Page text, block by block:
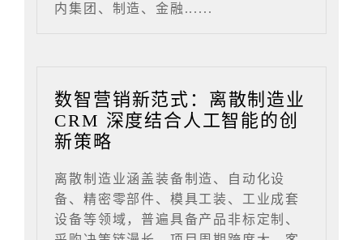
内集团、制造、金融......
数智营销新范式：离散制造业
CRM 深度结合人工智能的创
新策略
离散制造业涵盖装备制造、自动化设
备、精密零部件、模具工装、工业成套
设备等领域，普遍具备产品非标定制、